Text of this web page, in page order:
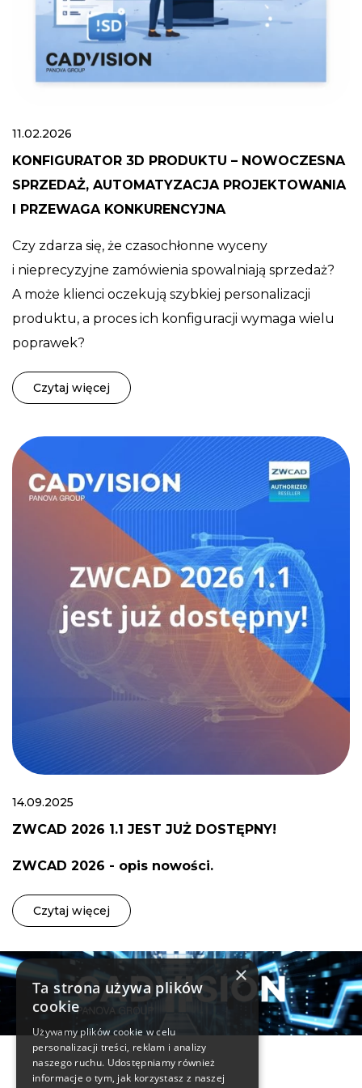
11.02.2026
KONFIGURATOR 3D PRODUKTU – NOWOCZESNA
SPRZEDAŻ, AUTOMATYZACJA PROJEKTOWANIA
I PRZEWAGA KONKURENCYJNA
Czy zdarza się, że czasochłonne wyceny
i nieprecyzyjne zamówienia spowalniają sprzedaż?
A może klienci oczekują szybkiej personalizacji
produktu, a proces ich konfiguracji wymaga wielu
poprawek?
Czytaj więcej
14.09.2025
ZWCAD 2026 1.1 JEST JUŻ DOSTĘPNY!
ZWCAD 2026 - opis nowości.
Czytaj więcej
Informacje
×
Ta strona używa plików
cookie
Używamy plików cookie w celu
personalizacji treści, reklam i analizy
naszego ruchu. Udostępniamy również
informacje o tym, jak korzystasz z naszej